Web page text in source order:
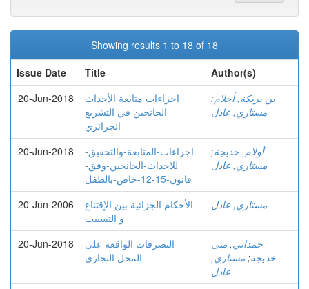
Showing results 1 to 18 of 18
Issue Date
Title
Author(s)
20-Jun-2018
اجراءات متابعة الأحداث
الجانحين في التشريع
الجزائري
بن بريكة, أحلام;
مستاري, عادل
20-Jun-2018
اجراءات-المتابعة-والتحقيق-
للاحداث-الجانحين-وفق-
قانون-15-12-خاص-بالطفل
أولام, خديجة;
مستاري, عادل
20-Jun-2006
الأحكام الجزائية بين الإقتناع
و التسبيب
مستاري, عادل
20-Jun-2018
التصرفات الواقعة على
المحل التجاري
حمداني, منى
خديجة; مستاري,
عادل